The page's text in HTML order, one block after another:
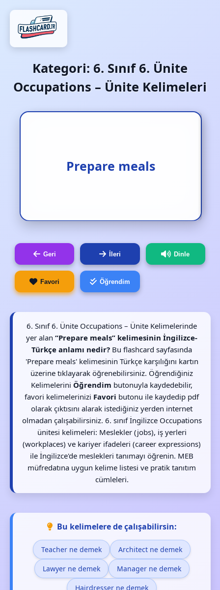
Kategori: 6. Sınıf 6. Ünite
Occupations – Ünite Kelimeleri
Prepare meals
Yemekler hazırlamak
Geri İleri Dinle
Favori Öğrendim
6. Sınıf 6. Ünite Occupations – Ünite Kelimelerinde
yer alan“Prepare meals” kelimesinin İngilizce-
Türkçe anlamı nedir? Bu flashcard sayfasında
'Prepare meals' kelimesinin Türkçe karşılığını kartın
üzerine tıklayarak öğrenebilirsiniz. Öğrendiğiniz
Kelimelerini Öğrendim butonuyla kaydedebilir,
favori kelimelerinizi Favori butonu ile kaydedip pdf
olarak çıktısını alarak istediğiniz yerden internet
olmadan çalışabilirsiniz. 6. sınıf İngilizce Occupations
ünitesi kelimeleri: Meslekler (jobs), iş yerleri
(workplaces) ve kariyer ifadeleri (career expressions)
ile İngilizce'de meslekleri tanımayı öğrenin. MEB
müfredatına uygun kelime listesi ve pratik tanıtım
cümleleri.
Bu kelimelere de çalışabilirsin:
Teacher ne demek Architect ne demek
Lawyer ne demek Manager ne demek
Hairdresser ne demek